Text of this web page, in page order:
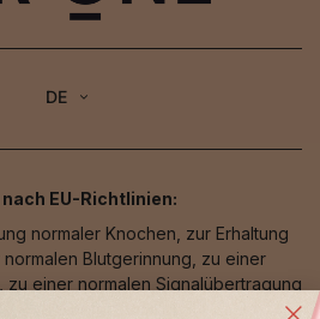
DE
EU-Richtlinien:
normaler Knochen, zur Erhaltung
Blutgerinnung, zu einer
zu einer normalen Signalübertragung